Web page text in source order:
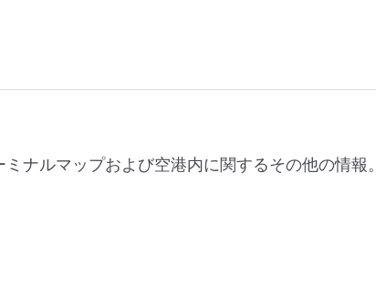
ナルマップおよび空港内に関するその他の情報。